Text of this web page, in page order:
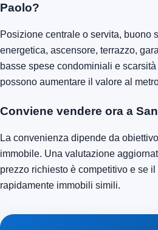
Paolo?
Posizione centrale o servita, buono
energetica, ascensore, terrazzo,
basse spese condominiali e
possono aumentare il valore al
Conviene vendere ora a
La convenienza dipende da
immobile. Una valutazione
prezzo richiesto è competitivo e se
rapidamente immobili simili.